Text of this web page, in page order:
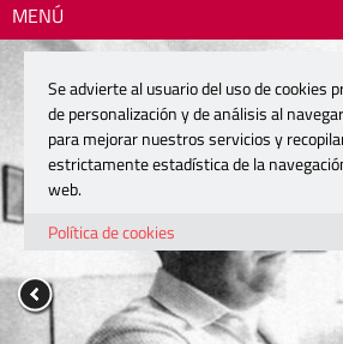
MENÚ
Se advierte al usuario del uso de cookies
de personalización y de análisis al
para mejorar nuestros servicios y
estrictamente estadística de la
web.
Política de cookies